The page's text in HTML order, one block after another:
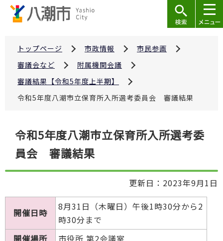
トップページ 市政情報
市民参画
審議会など
附属機関会議
審議結果【令和5年度上半期】
令和5年度八潮市立保育所入所選考委員会 審議結果
令和5年度八潮市立保育所入所選考委
員会 審議結果
更新日：2023年9月1日
開催日時
8月31日（木曜日）午後1時30分から2
時30分まで
開催場所
市役所 第2会議室